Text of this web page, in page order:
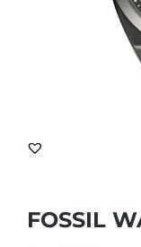
FOSSIL